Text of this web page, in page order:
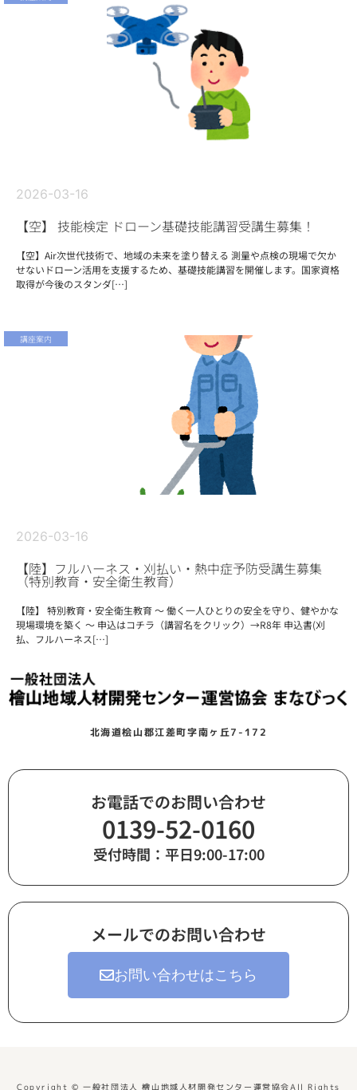
2026-03-16
【空】 技能検定 ドローン基礎技能講習受講生募集！
【空】Air次世代技術で、地域の未来を塗り替える 測量や点検の現場で欠か
せないドローン活用を支援するため、基礎技能講習を開催します。国家資格
取得が今後のスタンダ[…]
講座案内
2026-03-16
【陸】フルハーネス・刈払い・熱中症予防受講生募集
（特別教育・安全衛生教育）
【陸】 特別教育・安全衛生教育 ～ 働く一人ひとりの安全を守り、健やかな
現場環境を築く ～ 申込はコチラ（講習名をクリック）→R8年 申込書(刈
払、フルハーネス[…]
北海道桧山郡江差町字南ヶ丘7-172
お電話でのお問い合わせ
0139-52-0160
受付時間：平日9:00-17:00
メールでのお問い合わせ
お問い合わせはこちら
Copyright © 一般社団法人 檜山地域人材開発センター運営協会All Rights